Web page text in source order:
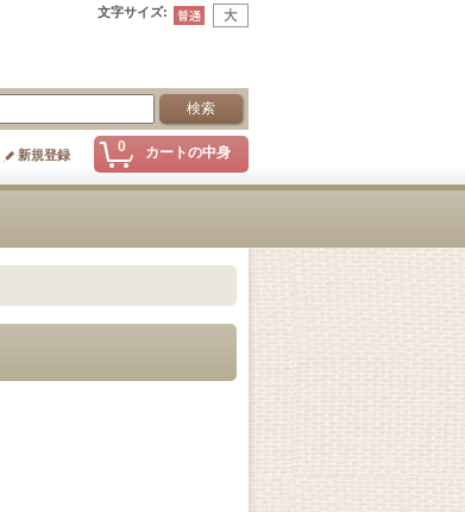
文字サイズ:
0 カートの中身
新規登録